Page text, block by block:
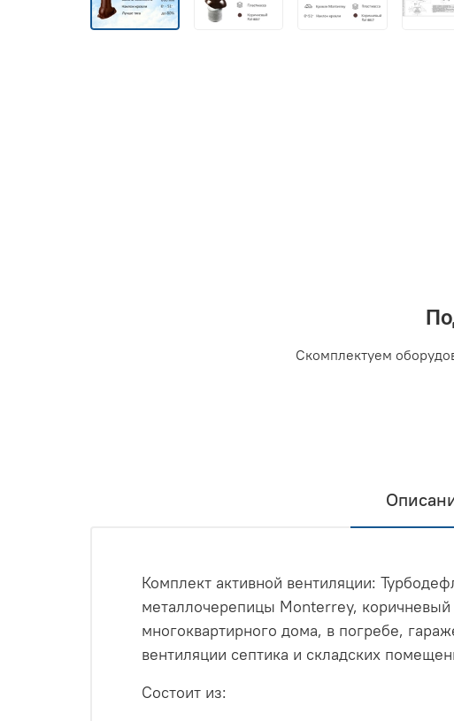
Скомплектуем
Комплект активной вентиляции:
металлочерепицы Monterrey, коричневый
многоквартирного дома, в погребе,
вентиляции септика и складских
Состоит из: